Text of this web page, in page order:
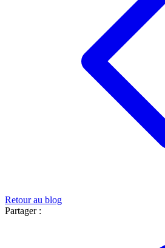
Retour au blog
Partager :